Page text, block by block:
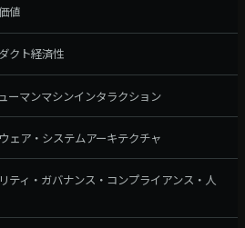
値
クト経済性
ーマンマシンインタラクション
ェア・システムアーキテクチャ
ティ・ガバナンス・コンプライアンス・人